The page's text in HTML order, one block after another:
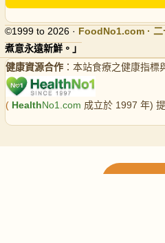
©1999 to 2026 · FoodNo1.com ·
煮意永遠新鮮。」
健康資源合作 ：本站食療之健康指標
( HealthNo1.com 成立於 1997 年)